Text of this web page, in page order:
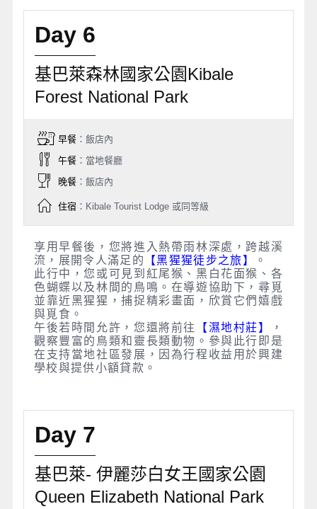
Day 6
基巴萊森林國家公園Kibale
Forest National Park
早餐：飯店內
午餐：當地餐廳
晚餐：飯店內
住宿：Kibale Tourist Lodge 或同等級
享用早餐後，您將進入熱帶雨林深處，跨越溪
流，展開令人滿足的
【黑猩猩徒步之旅】
。
此行中，您或可見到紅尾猴、黑白花面猴、各
色蝴蝶以及林間的鳥鳴。在導遊協助下，尋覓
並靠近黑猩猩，捕捉精彩畫面，欣賞它們嬉戲
與覓食。
午後若時間允許，您還將前往
【濕地村莊】
，
觀察豐富的鳥類和靈長類動物。參與此行即是
在支持當地社區發展，因為行程收益用於興建
學校與提供小額貸款。
Day 7
基巴萊- 伊麗莎白女王國家公園
Queen Elizabeth National Park